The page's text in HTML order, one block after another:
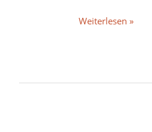
September,
Weiterlesen »